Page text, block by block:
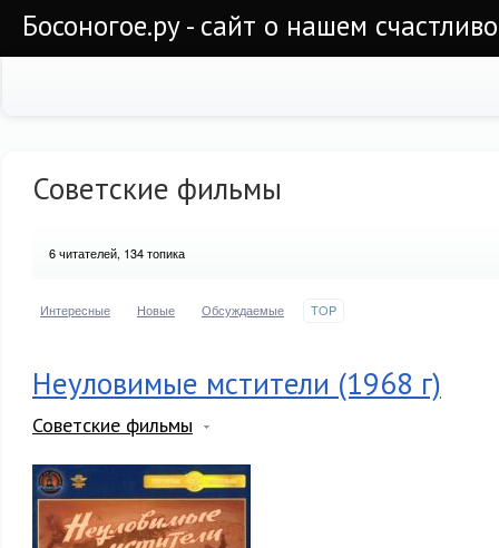
Босоногое.ру - сайт о нашем
Советские фильмы
6читателей, 134 топика
Интересные Новые Обсуждаемые TOP
Неуловимые мстители (1968 г)
Советские фильмы